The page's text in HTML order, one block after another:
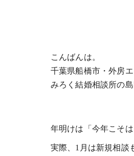
こんばんは。
千葉県船橋市・外房
みろく結婚相談所の島
年明けは「今年こそ
実際、1月は新規相談